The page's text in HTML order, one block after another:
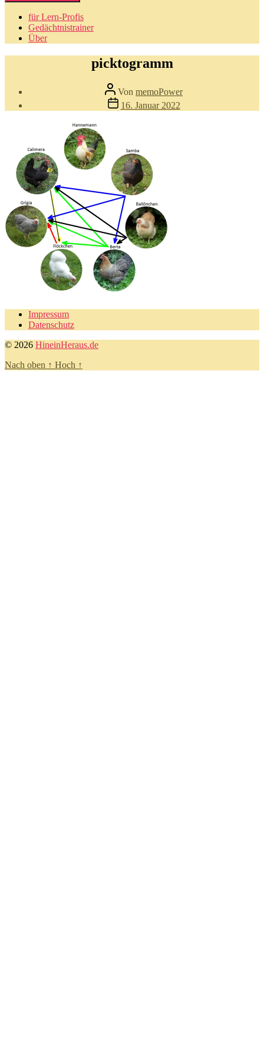
für Lern-Profis
Gedächtnistrainer
Über
picktogramm
Beitragsautor
Von memoPower
Beitragsdatum
16. Januar 2022
Impressum
Datenschutz
© 2026 HineinHeraus.de
Nach oben ↑ Hoch ↑